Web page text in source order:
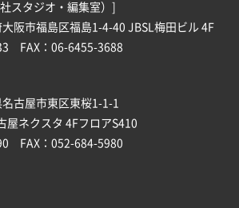
スタジオ・編集室）]
阪市福島区福島1-4-40 JBSL梅田ビル 4F
FAX：06-6455-3688
古屋市東区東桜1-1-1
屋ネクスタ 4FフロアS410
FAX：052-684-5980